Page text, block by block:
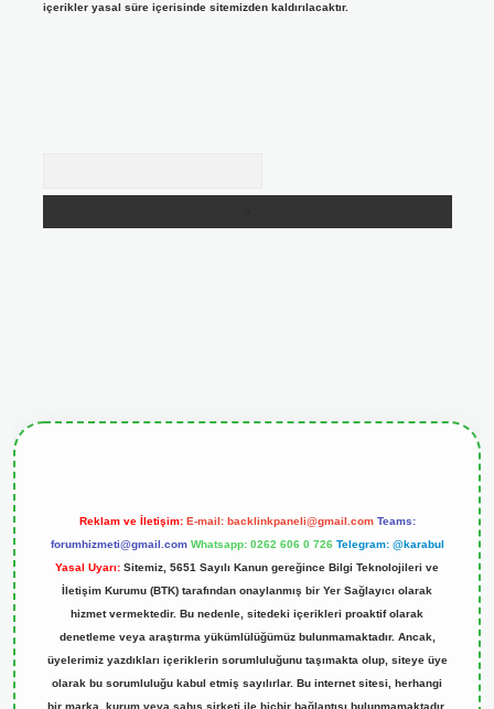
içerikler yasal süre içerisinde sitemizden kaldırılacaktır.
Reklam ve İletişim: E-mail: backlinkpaneli@gmail.com Teams:
forumhizmeti@gmail.com Whatsapp: 0262 606 0 726 Telegram: @karabul
Yasal Uyarı: Sitemiz, 5651 Sayılı Kanun gereğince Bilgi Teknolojileri ve
İletişim Kurumu (BTK) tarafından onaylanmış bir Yer Sağlayıcı olarak
hizmet vermektedir. Bu nedenle, sitedeki içerikleri proaktif olarak
denetleme veya araştırma yükümlülüğümüz bulunmamaktadır. Ancak,
üyelerimiz yazdıkları içeriklerin sorumluluğunu taşımakta olup, siteye üye
olarak bu sorumluluğu kabul etmiş sayılırlar. Bu internet sitesi, herhangi
bir marka, kurum veya şahıs şirketi ile hiçbir bağlantısı bulunmamaktadır.